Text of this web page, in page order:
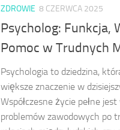
ZDROWIE 8 CZERWCA 2025
Psycholog: Funkcja,
Pomoc w Trudnych
Psychologia to dziedzina,
większe znaczenie w
Współczesne życie pełne
problemów zawodowych po